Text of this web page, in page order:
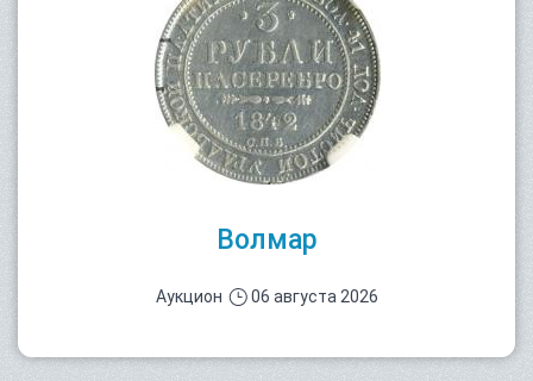
Волмар
Аукцион 06 августа 2026